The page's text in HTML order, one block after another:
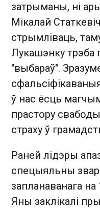
затрыманы, ні
Мікалай
стрымліваць,
Лукашэнку трэба
"выбараў".
ў нас ёсць
прастору
страху ў
Раней лідэры
спецыяльны
запланаванага на
Яны заклікалі